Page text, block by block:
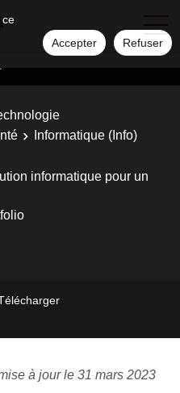
ce
Accepter Refuser
Informatique (Info)
informatique pour un
à jour le 31 mars 2023